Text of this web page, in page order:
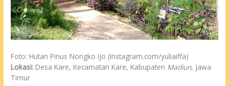
Foto: Hutan Pinus Nongko Ijo (Instagram.com/yuliaiffa)
Lokasi: Desa Kare, Kecamatan Kare, Kabupaten Madiun, Jawa
Timur